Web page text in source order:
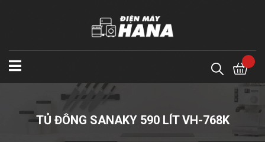
TỦ ĐÔNG SANAKY 590 LÍT VH-768K